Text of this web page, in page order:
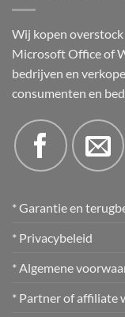
Wij kopen
Microsoft Office of
bedrijven en
consumenten en
* Garantie en
* Privacybeleid
* Algemene
* Partner of affiliate